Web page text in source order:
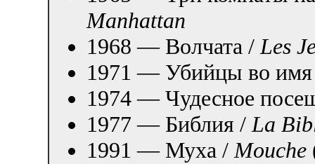
Manhattan
1968 — Волчата /Les
1971 — Убийцы во
1974 — Чудесное
1977 — Библия /La
1991 — Муха /Mouche